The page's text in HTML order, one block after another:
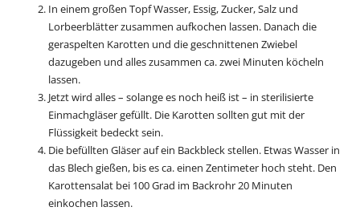
In einem großen Topf Wasser, Essig, Zucker, Salz und
Lorbeerblätter zusammen aufkochen lassen. Danach die
geraspelten Karotten und die geschnittenen Zwiebel
dazugeben und alles zusammen ca. zwei Minuten köcheln
lassen.
Jetzt wird alles – solange es noch heiß ist – in sterilisierte
Einmachgläser gefüllt. Die Karotten sollten gut mit der
Flüssigkeit bedeckt sein.
Die befüllten Gläser auf ein Backbleck stellen. Etwas Wasser in
das Blech gießen, bis es ca. einen Zentimeter hoch steht. Den
Karottensalat bei 100 Grad im Backrohr 20 Minuten
einkochen lassen.